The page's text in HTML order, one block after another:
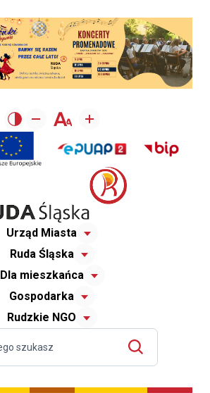
Urząd Miasta
Ruda Śląska
Dla mieszkańca
Gospodarka
Rudzkie NGO